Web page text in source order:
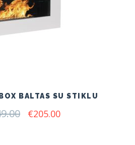
BALTAS SU STIKLU
Original
€205.00Current